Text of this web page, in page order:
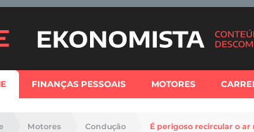
FINANÇAS PESSOAIS MOTORES
Motores Condução É perigoso recircular o